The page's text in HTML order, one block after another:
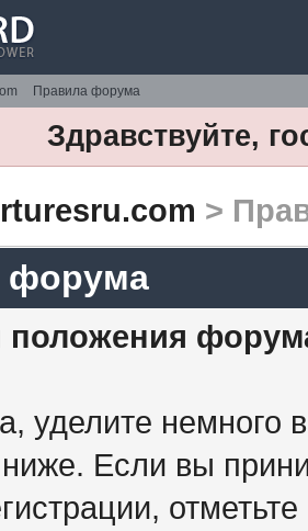
Правила форума
Здравствуйте,
>
форума
положения
уделите немного
Если вы